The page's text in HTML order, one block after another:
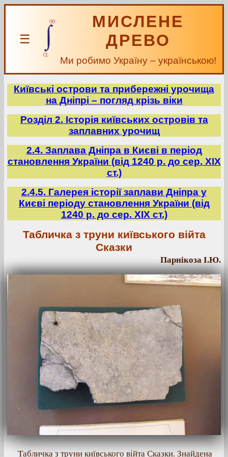
☰
МИСЛЕНЕ
ДРЕВО
Ми робимо Україну – українською!
Київські острови та прибережні урочища
на Дніпрі – погляд крізь віки
Розділ 2. Історія київських островів та
заплавних урочищ
2.4. Заплава Дніпра в Києві в період
становлення України (від 1240 р. до сер. ХІХ
ст.)
2.4.5. Галерея історії заплави Дніпра у
Києві періоду становлення України (від
1240 р. до сер. ХІХ ст.)
Табличка з труни київського війта
Сказки
Парнікоза І.Ю.
Табличка з труни київського війта Сказки. Знайдена